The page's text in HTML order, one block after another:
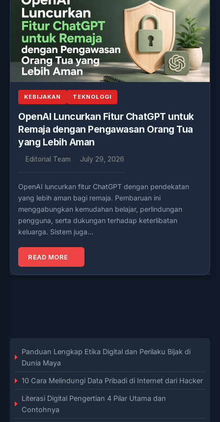
KEBIJAKAN TEKNOLOGI
OpenAI Luncurkan Fitur ChatGPT untuk
Remaja dengan Pengawasan Orang Tua
yang Lebih Aman
Editorial Team July 29, 2026
OpenAI luncurkan fitur ChatGPT dengan pendekatan
yang lebih aman bagi remaja. Pembaruan ini
menggabungkan kemudahan belajar, perlindungan
pengguna, serta dukungan terhadap keterlibatan
keluarga. Sistem juga…
READ MORE
Panduan Lengkap Etika Digital dan Perilaku Bijak di
Dunia Maya
10 Cara Melindungi Data Pribadi di Internet dari Hacker
Literasi Digital Pengertian 4 Pilar Utama dan
Contohnya